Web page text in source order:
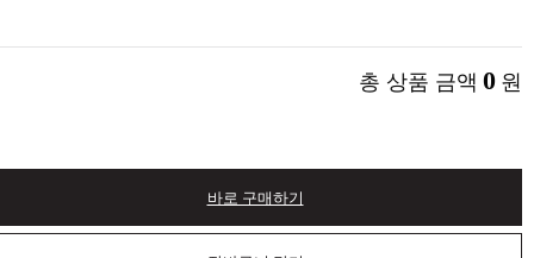
총 상품 금액 0 원
바로 구매하기